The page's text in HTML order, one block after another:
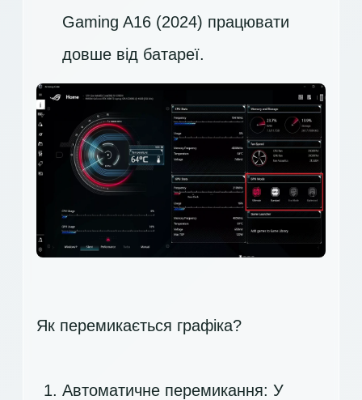
Gaming A16 (2024) працювати
довше від батареї.
Як перемикається графіка?
Автоматичне перемикання: У